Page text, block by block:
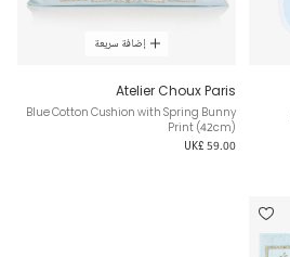
إضافة سريعة
Atelier Choux Paris
Blue Cotton Cushion with Spring Bunny
Print (42cm)
UK£ 59.00